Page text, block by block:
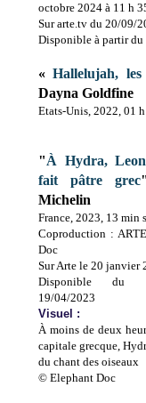
octobre 2024 à 11 h
Sur arte.tv du 20/09/
Disponible à partir
«Hallelujah,
Dayna Goldfine
Etats-Unis, 2022, 01
"À Hydra,
fait pâtre grec
Michelin
France, 2023, 13 min
Coproduction :
Doc
Sur Arte le 20 janvier
Disponible du
19/04/2023
Visuel :
À moins de deux
capitale grecque,
du chant des oiseaux
© Elephant Doc